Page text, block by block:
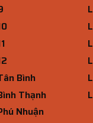
Bình
Thạnh
Nhuận